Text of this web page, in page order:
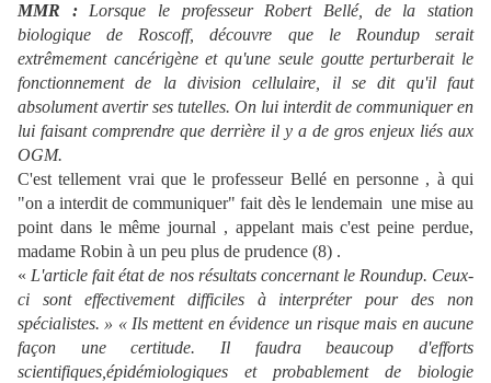
MMR :Lorsque le professeur Robert Bellé, de la station
biologique de Roscoff, découvre que le Roundup serait
extrêmement cancérigène et qu'une seule goutte perturberait le
fonctionnement de la division cellulaire, il se dit qu'il faut
absolument avertir ses tutelles. On lui interdit de communiquer en
lui faisant comprendre que derrière il y a de gros enjeux liés aux
OGM.
C'est tellement vrai que le professeur Bellé en personne , à qui
"on a interdit de communiquer" fait dès le lendemain une mise au
point dans le même journal , appelant mais c'est peine perdue,
madame Robin à un peu plus de prudence (8) .
« L'article fait état de nos résultats concernant le Roundup. Ceux-
ci sont effectivement difficiles à interpréter pour des non
spécialistes. » « Ils mettent en évidence un risque mais en aucune
façon une certitude. Il faudra beaucoup d'efforts
scientifiques,épidémiologiques et probablement de biologie